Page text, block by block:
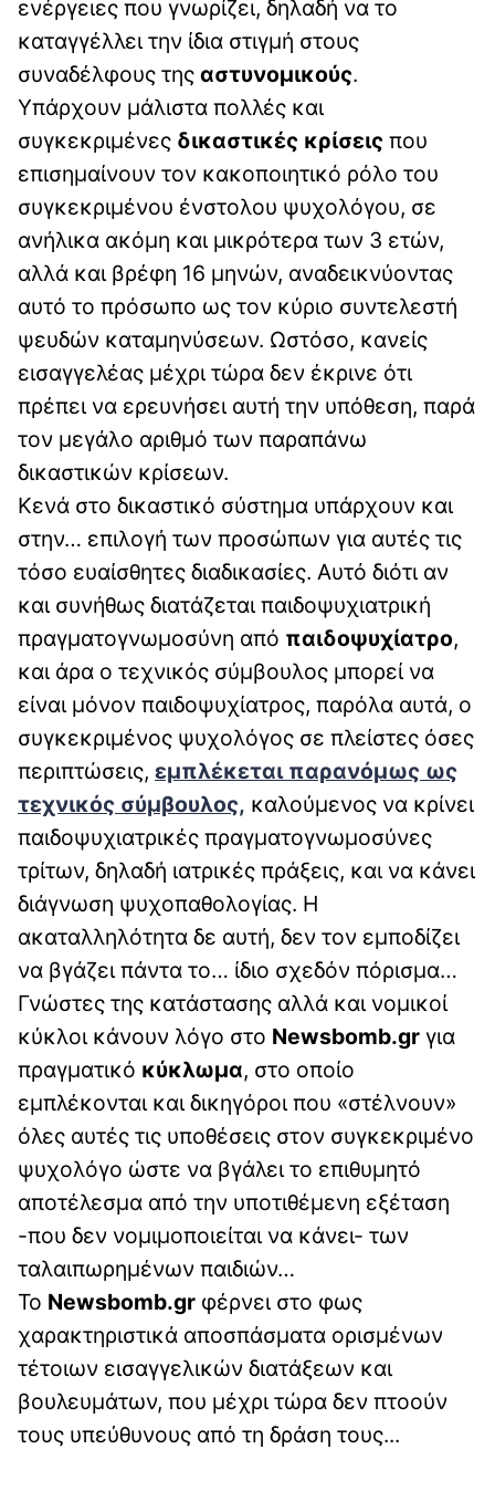
ενέργειες που γνωρίζει, δηλαδή να το
καταγγέλλει την ίδια στιγμή στους
συναδέλφους της αστυνομικούς.
Υπάρχουν μάλιστα πολλές και
συγκεκριμένες δικαστικές κρίσεις που
επισημαίνουν τον κακοποιητικό ρόλο του
συγκεκριμένου ένστολου ψυχολόγου, σε
ανήλικα ακόμη και μικρότερα των 3 ετών,
αλλά και βρέφη 16 μηνών, αναδεικνύοντας
αυτό το πρόσωπο ως τον κύριο συντελεστή
ψευδών καταμηνύσεων. Ωστόσο, κανείς
εισαγγελέας μέχρι τώρα δεν έκρινε ότι
πρέπει να ερευνήσει αυτή την υπόθεση, παρά
τον μεγάλο αριθμό των παραπάνω
δικαστικών κρίσεων.
Κενά στο δικαστικό σύστημα υπάρχουν και
στην… επιλογή των προσώπων για αυτές τις
τόσο ευαίσθητες διαδικασίες. Αυτό διότι αν
και συνήθως διατάζεται παιδοψυχιατρική
πραγματογνωμοσύνη από παιδοψυχίατρο,
και άρα ο τεχνικός σύμβουλος μπορεί να
είναι μόνον παιδοψυχίατρος, παρόλα αυτά, ο
συγκεκριμένος ψυχολόγος σε πλείστες όσες
περιπτώσεις, εμπλέκεται παρανόμως ως
τεχνικός σύμβουλος, καλούμενος να κρίνει
παιδοψυχιατρικές πραγματογνωμοσύνες
τρίτων, δηλαδή ιατρικές πράξεις, και να κάνει
διάγνωση ψυχοπαθολογίας. Η
ακαταλληλότητα δε αυτή, δεν τον εμποδίζει
να βγάζει πάντα το… ίδιο σχεδόν πόρισμα…
Γνώστες της κατάστασης αλλά και νομικοί
κύκλοι κάνουν λόγο στο Newsbomb.gr για
πραγματικό κύκλωμα, στο οποίο
εμπλέκονται και δικηγόροι που «στέλνουν»
όλες αυτές τις υποθέσεις στον συγκεκριμένο
ψυχολόγο ώστε να βγάλει το επιθυμητό
αποτέλεσμα από την υποτιθέμενη εξέταση
-που δεν νομιμοποιείται να κάνει- των
ταλαιπωρημένων παιδιών…
Το Newsbomb.gr φέρνει στο φως
χαρακτηριστικά αποσπάσματα ορισμένων
τέτοιων εισαγγελικών διατάξεων και
βουλευμάτων, που μέχρι τώρα δεν πτοούν
τους υπεύθυνους από τη δράση τους...